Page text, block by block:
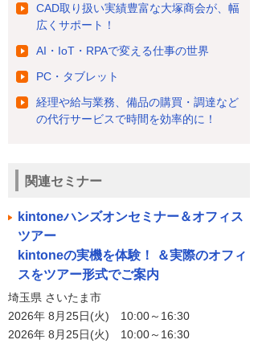
CAD取り扱い実績豊富な大塚商会が、幅
広くサポート！
AI・IoT・RPAで変える仕事の世界
PC・タブレット
経理や給与業務、備品の購買・調達など
の代行サービスで時間を効率的に！
関連セミナー
kintoneハンズオンセミナー＆オフィス
ツアー
kintoneの実機を体験！ ＆実際のオフィ
スをツアー形式でご案内
埼玉県 さいたま市
2026年 8月25日(火) 10:00～16:30
2026年 8月25日(火) 10:00～16:30